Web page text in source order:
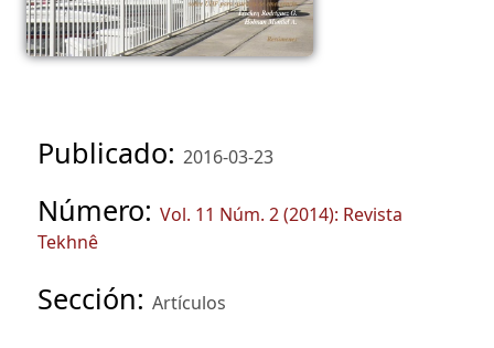
Publicado: 2016-03-23
Número: Vol. 11 Núm. 2 (2014): Revista
Tekhnê
Sección: Artículos